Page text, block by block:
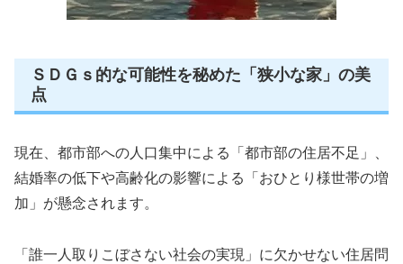
ＳＤＧｓ的な可能性を秘めた「狭小な家」の美
点
現在、都市部への人口集中による「都市部の住居不足」、
結婚率の低下や高齢化の影響による「おひとり様世帯の増
加」が懸念されます。
「誰一人取りこぼさない社会の実現」に欠かせない住居問